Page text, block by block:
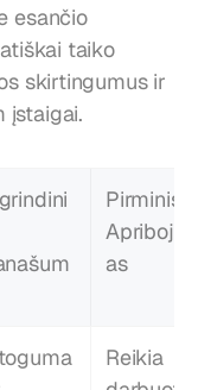
esančio
taiko
skirtingumus ir
įstaigai.
Pirminis
Apribojim
as
Reikia